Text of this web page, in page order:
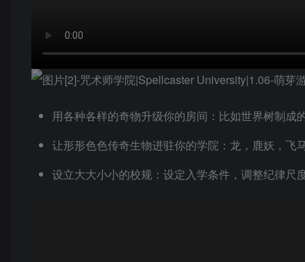
用各种各样的奇物升级你的房间：比如世界树制成
让形形色色传奇生物进驻你的学院：龙，鹿妖，
设立大大小小的校规：设定入学条件，调整纪律